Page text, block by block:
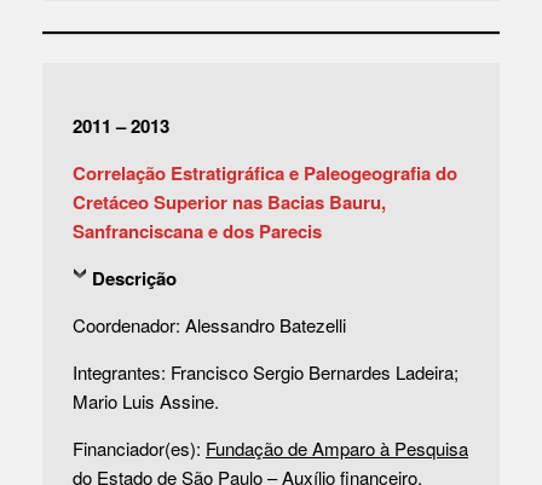
2011 – 2013
Correlação Estratigráfica e Paleogeografia do
Cretáceo Superior nas Bacias Bauru,
Sanfranciscana e dos Parecis
Descrição
Coordenador: Alessandro Batezelli
Integrantes: Francisco Sergio Bernardes Ladeira;
Mario Luis Assine.
Financiador(es): Fundação de Amparo à Pesquisa
do Estado de São Paulo– Auxílio financeiro.